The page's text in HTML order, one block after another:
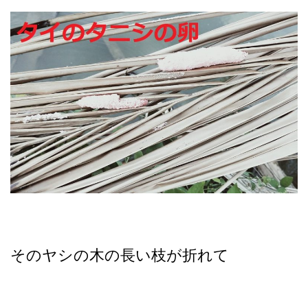
そのヤシの木の長い枝が折れて